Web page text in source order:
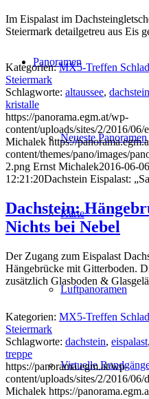
Panoramen
Neueste Panoramen
Karte
Luftpanoramen
Virtuelle
Im Eispalast im
Steiermark detailgetreu aus Eis
Kategorien:MX5-Treffen
Steiermark
Schlagworte: altaussee, dachstein
kristalle
https://panorama.egm.at/wp-
content/uploads/sites/2/2016/06/
Michalek https://
content/themes/pano/images/
2.png Ernst Michalek2016-06-
12:21:20Dachstein Eispalast:
Dachstein:
Nichts bei Nebel
Der Zugang zum Eispalast
Hängebrücke mit Gitterboden.
zusätzlich Glasboden &
Kategorien: MX5-Treffen
Steiermark
Schlagworte: dachstein, eispalast,
treppe
https://panorama.egm.at/wp-
content/uploads/sites/2/2016/06/
Michalek https://